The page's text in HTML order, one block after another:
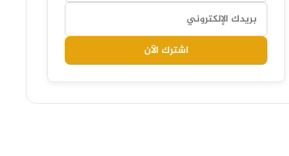
اشترك الآن